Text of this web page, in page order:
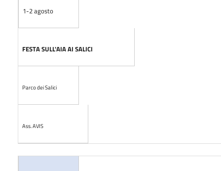
1-2 agosto
FESTA SULL'AIA AI SALICI
Parco dei Salici
Ass. AVIS